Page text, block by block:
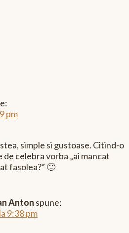
pm
simple si gustoase. Citind-o
de celebra vorba „ai mancat
fasolea?” 🙂
Anton spune:
9:38 pm